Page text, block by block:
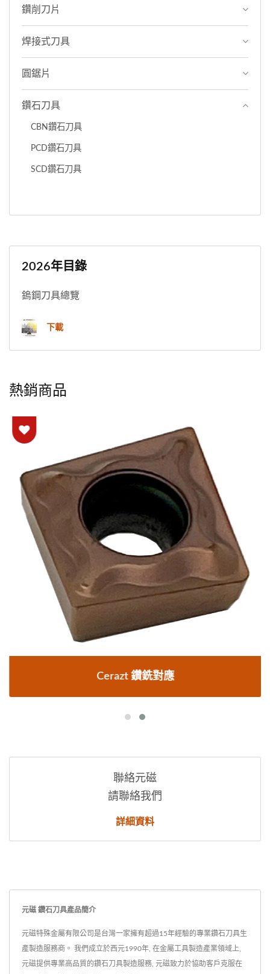
鑽削刀片
焊接式刀具
圓鋸片
鑽石刀具
CBN鑽石刀具
PCD鑽石刀具
SCD鑽石刀具
2026年目錄
鎢鋼刀具總覽
下載
熱銷商品
Cerazt 鑽銑對應
聯絡元磁
請聯絡我們
詳細資料
元磁 鑽石刀具產品簡介
元磁特殊金屬有限公司是台灣一家擁有超過15年經驗的專業鑽石刀具生
產製造服務商。 我們成立於西元1990年, 在金屬工具製造產業領域上,
元磁提供專業高品質的鑽石刀具製造服務, 元磁致力於協助客戶克服在